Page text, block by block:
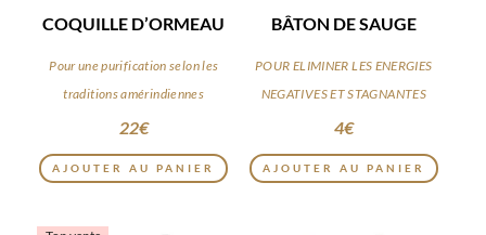
COQUILLE D’ORMEAU
Pour une purification selon les
traditions amérindiennes
22€
AJOUTER AU PANIER
BÂTON DE SAUGE
POUR ELIMINER LES ENERGIES
NEGATIVES ET STAGNANTES
4€
AJOUTER AU PANIER